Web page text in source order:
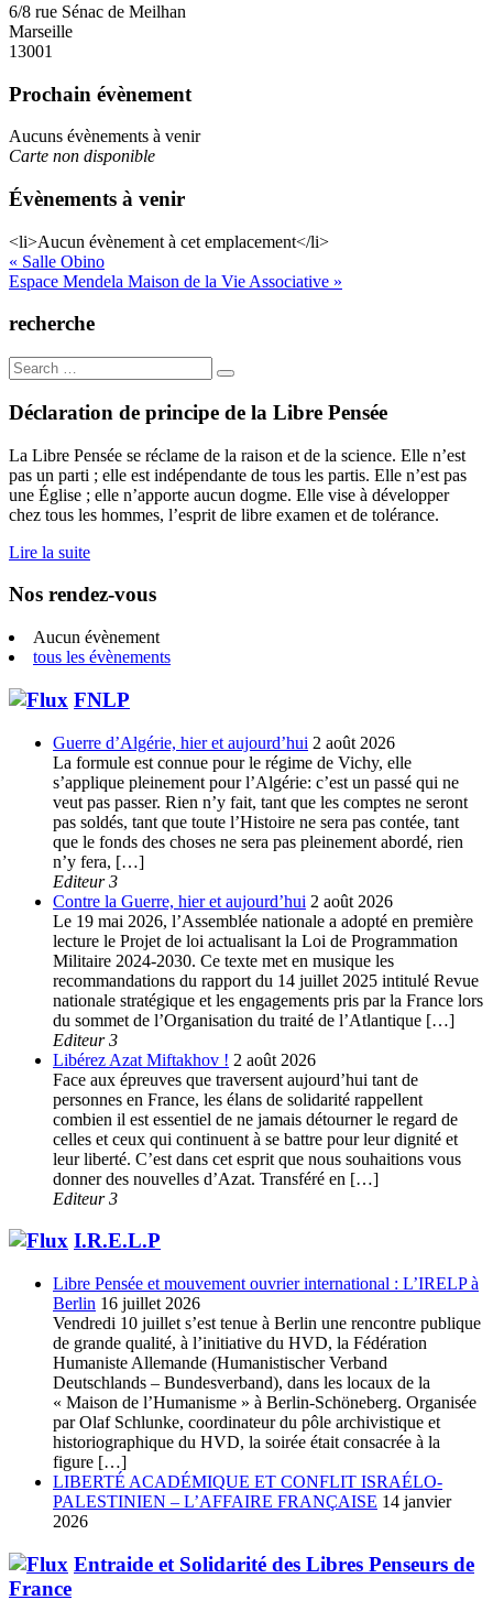
6/8 rue Sénac de Meilhan
Marseille
13001
Prochain évènement
Aucuns évènements à venir
Carte non disponible
Évènements à venir
<li>Aucun évènement à cet emplacement</li>
Navigation
de
l’article
« Salle Obino
Espace Mendela Maison de la Vie Associative »
recherche
Search
for:
Déclaration de principe de la Libre Pensée
La Libre Pensée se réclame de la raison et de la science. Elle n’est
pas un parti ; elle est indépendante de tous les partis. Elle n’est pas
une Église ; elle n’apporte aucun dogme. Elle vise à développer
chez tous les hommes, l’esprit de libre examen et de tolérance.
Lire la suite
Nos rendez-vous
Aucun évènement
tous les évènements
FNLP
Guerre d’Algérie, hier et aujourd’hui 2 août 2026
La formule est connue pour le régime de Vichy, elle
s’applique pleinement pour l’Algérie: c’est un passé qui ne
veut pas passer. Rien n’y fait, tant que les comptes ne seront
pas soldés, tant que toute l’Histoire ne sera pas contée, tant
que le fonds des choses ne sera pas pleinement abordé, rien
n’y fera, […]
Editeur 3
Contre la Guerre, hier et aujourd’hui 2 août 2026
Le 19 mai 2026, l’Assemblée nationale a adopté en première
lecture le Projet de loi actualisant la Loi de Programmation
Militaire 2024-2030. Ce texte met en musique les
recommandations du rapport du 14 juillet 2025 intitulé Revue
nationale stratégique et les engagements pris par la France lors
du sommet de l’Organisation du traité de l’Atlantique […]
Editeur 3
Libérez Azat Miftakhov ! 2 août 2026
Face aux épreuves que traversent aujourd’hui tant de
personnes en France, les élans de solidarité rappellent
combien il est essentiel de ne jamais détourner le regard de
celles et ceux qui continuent à se battre pour leur dignité et
leur liberté. C’est dans cet esprit que nous souhaitions vous
donner des nouvelles d’Azat. Transféré en […]
Editeur 3
I.R.E.L.P
Libre Pensée et mouvement ouvrier international : L’IRELP à
Berlin 16 juillet 2026
Vendredi 10 juillet s’est tenue à Berlin une rencontre publique
de grande qualité, à l’initiative du HVD, la Fédération
Humaniste Allemande (Humanistischer Verband
Deutschlands – Bundesverband), dans les locaux de la
« Maison de l’Humanisme » à Berlin-Schöneberg. Organisée
par Olaf Schlunke, coordinateur du pôle archivistique et
historiographique du HVD, la soirée était consacrée à la
figure […]
LIBERTÉ ACADÉMIQUE ET CONFLIT ISRAÉLO-
PALESTINIEN – L’AFFAIRE FRANÇAISE 14 janvier
2026
Entraide et Solidarité des Libres Penseurs de
France